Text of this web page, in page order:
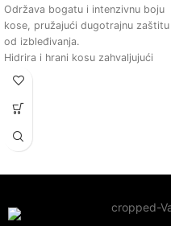
Održava bogatu i intenzivnu boju
kose, pružajući dugotrajnu zaštitu
od izbleđivanja.
Hidrira i hrani kosu zahvaljujući
prirodnim sastojcima, čineći je
Obogaćen kakaom, pruža dubinsku
izgled kose.
Pogodan za sve tipove kose,
osiguravajući optimalne rezultate